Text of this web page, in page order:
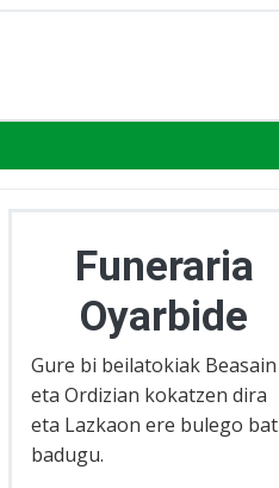
Funeraria
Oyarbide
Gure bi beilatokiak Beasain
eta Ordizian kokatzen dira
eta Lazkaon ere bulego bat
badugu.